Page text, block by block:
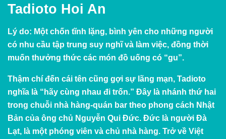
Tadioto Hoi An
Lý do: Một chốn tĩnh lặng, bình yên cho những người
có nhu cầu tập trung suy nghĩ và làm việc, đồng thời
muốn thưởng thức các món đồ uống có “gu”.
Thậm chí đến cái tên cũng gợi sự lãng mạn, Tadioto
nghĩa là “hãy cùng nhau đi trốn.” Đây là nhánh thứ hai
trong chuỗi nhà hàng-quán bar theo phong cách Nhật
Bản của ông chủ Nguyễn Qui Đức. Đức là người Đà
Lạt, là một phóng viên và chủ nhà hàng. Trở về Việt